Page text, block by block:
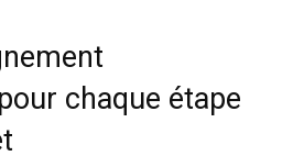
chaque étape